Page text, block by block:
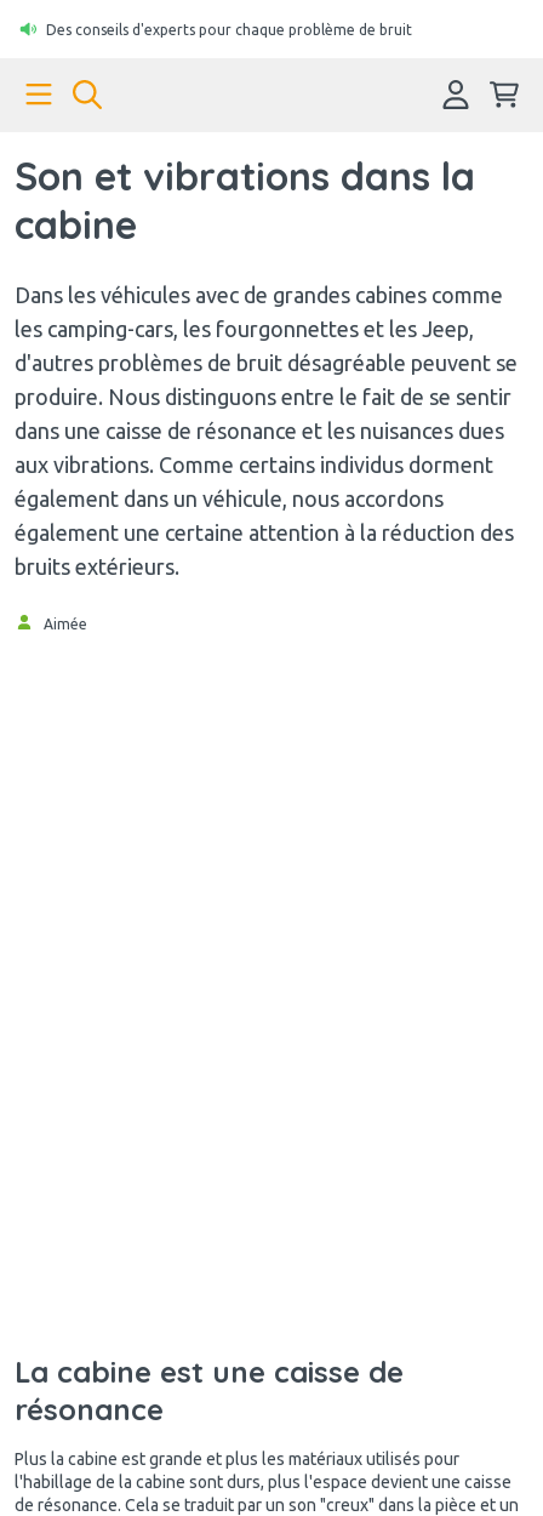
Des conseils d'experts pour chaque problème de bruit
Son et vibrations dans la
cabine
Dans les véhicules avec de grandes cabines comme
les camping-cars, les fourgonnettes et les Jeep,
d'autres problèmes de bruit désagréable peuvent se
produire. Nous distinguons entre le fait de se sentir
dans une caisse de résonance et les nuisances dues
aux vibrations. Comme certains individus dorment
également dans un véhicule, nous accordons
également une certaine attention à la réduction des
bruits extérieurs.
Aimée
La cabine est une caisse de
résonance
Plus la cabine est grande et plus les matériaux utilisés pour
l'habillage de la cabine sont durs, plus l'espace devient une caisse
de résonance. Cela se traduit par un son "creux" dans la pièce et un